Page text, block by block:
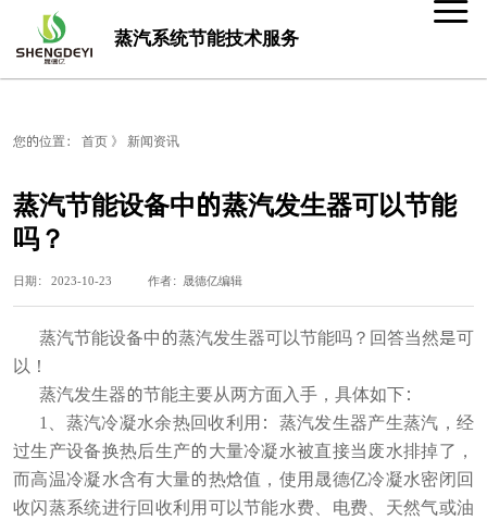
蒸汽系统节能技术服务
您的位置： 首页 》 新闻资讯
蒸汽节能设备中的蒸汽发生器可以节能
吗？
日期： 2023-10-23 作者：晟德亿编辑
蒸汽节能设备中的蒸汽发生器可以节能吗？回答当然是可
以！
蒸汽发生器的节能主要从两方面入手，具体如下：
1、蒸汽冷凝水余热回收利用： 蒸汽发生器产生蒸汽，经
过生产设备换热后生产的大量冷凝水被直接当废水排掉了，
而高温冷凝水含有大量的热焓值 ， 使用晟德亿冷凝水密闭回
收闪蒸系统进行回收利用可以节能水费、 电费、 天然气或油